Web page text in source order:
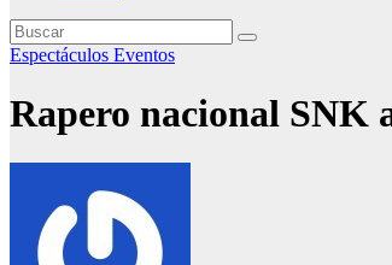
Espectáculos Eventos
Rapero nacional SNK